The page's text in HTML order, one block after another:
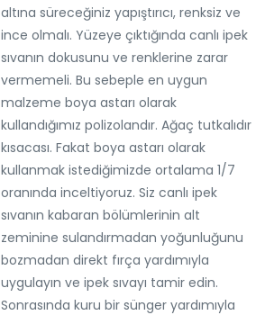
altına süreceğiniz yapıştırıcı, renksiz ve
ince olmalı. Yüzeye çıktığında canlı ipek
sıvanın dokusunu ve renklerine zarar
vermemeli. Bu sebeple en uygun
malzeme boya astarı olarak
kullandığımız polizolandır. Ağaç tutkalıdır
kısacası. Fakat boya astarı olarak
kullanmak istediğimizde ortalama 1/7
oranında inceltiyoruz. Siz canlı ipek
sıvanın kabaran bölümlerinin alt
zeminine sulandırmadan yoğunluğunu
bozmadan direkt fırça yardımıyla
uygulayın ve ipek sıvayı tamir edin.
Sonrasında kuru bir sünger yardımıyla